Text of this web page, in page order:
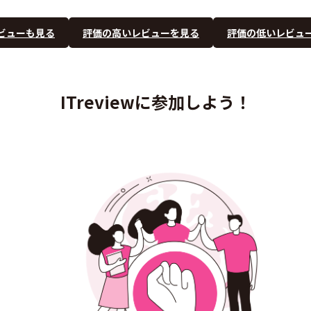
ューも見る 評価の高いレビューを見る 評価の低いレビュ
ITreviewに参加しよう！